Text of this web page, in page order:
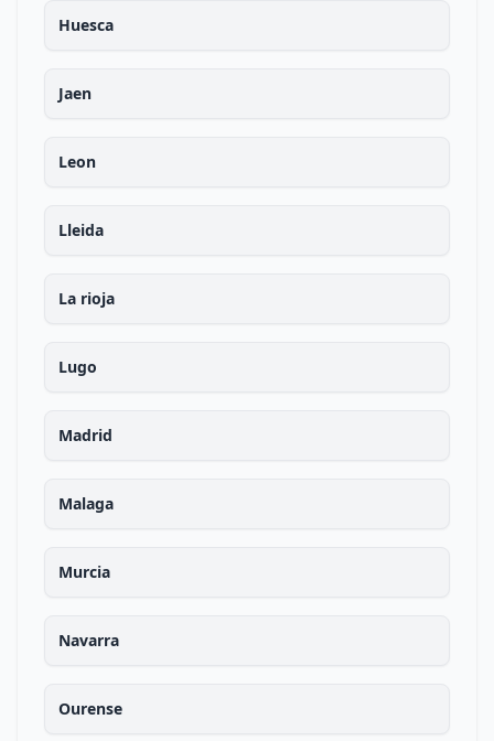
Huesca
Jaen
Leon
Lleida
La rioja
Lugo
Madrid
Malaga
Murcia
Navarra
Ourense